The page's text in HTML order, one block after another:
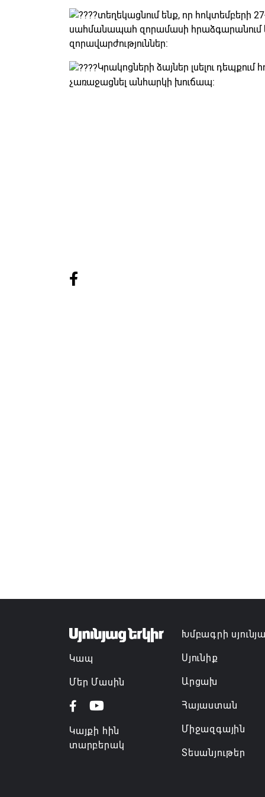
տեղեկացնում ենք, որ հոկտեմբերի
սահմանապահ զորամասի հրաձգարանում
զորավարժություններ:
Կրակոցների ձայներ լսելու դեպքում
չառաջացնել անհարկի խուճապ:
Կապ
Մեր Մասին
Կայքի հին
տարբերակ
Խմբագրի
Սյունիք
Արցախ
Հայաստան
Միջազգային
Տեսանյութեր